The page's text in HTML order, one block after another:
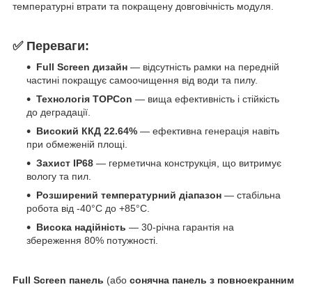
температурні втрати та покращену довговічність модуля.
✅ Переваги:
Full Screen дизайн — відсутність рамки на передній
частині покращує самоочищення від води та пилу.
Технологія TOPCon — вища ефективність і стійкість
до деградації.
Високий ККД 22.64% — ефективна генерація навіть
при обмеженій площі.
Захист IP68 — герметична конструкція, що витримує
вологу та пил.
Розширений температурний діапазон — стабільна
робота від -40°C до +85°C.
Висока надійність — 30-річна гарантія на
збереження 80% потужності.
Full Screen панель (або сонячна панель з повноекранним